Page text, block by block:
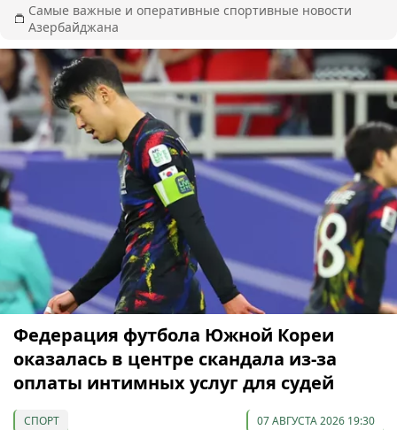
Самые важные и оперативные спортивные новости
Азербайджана
Федерация футбола Южной Кореи
оказалась в центре скандала из-за
оплаты интимных услуг для судей
СПОРТ 07 АВГУСТА 2026 19:30